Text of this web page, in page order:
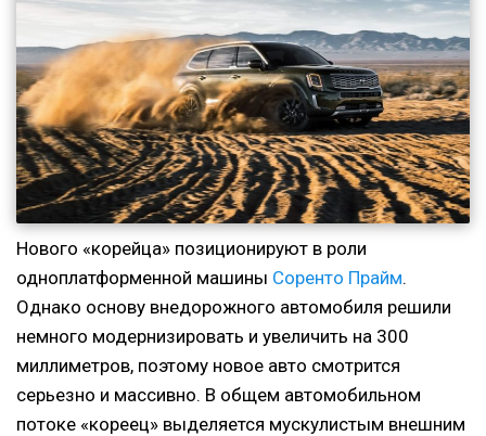
Нового «корейца» позиционируют в роли
одноплатформенной машины Соренто Прайм.
Однако основу внедорожного автомобиля решили
немного модернизировать и увеличить на 300
миллиметров, поэтому новое авто смотрится
серьезно и массивно. В общем автомобильном
потоке «кореец» выделяется мускулистым внешним